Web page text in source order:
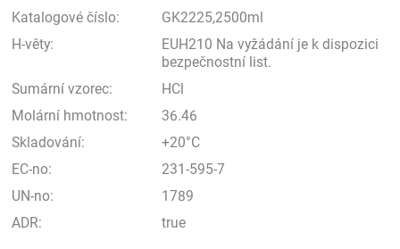
Katalogové číslo:
GK2225,2500ml
H-věty:
EUH210 Na vyžádání je k dispozici
bezpečnostní list.
Sumární vzorec:
HCl
Molární hmotnost:
36.46
Skladování:
+20°C
EC-no:
231-595-7
UN-no:
1789
ADR:
true